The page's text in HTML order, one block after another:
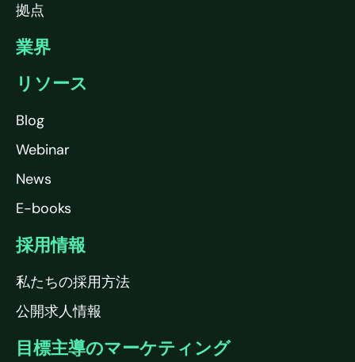
拠点
業界
リソース
Blog
Webinar
News
E-books
採用情報
私たちの採用方法
公開求人情報
目標主導のマーケティング